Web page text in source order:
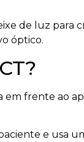
de luz para
óptico.
frente ao
e usa